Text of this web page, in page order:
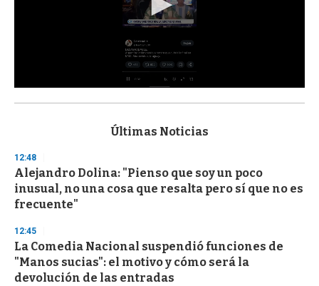
s
d
s
o
f
3
s
e
c
o
n
Últimas Noticias
12:48
Alejandro Dolina: "Pienso que soy un poco
inusual, no una cosa que resalta pero sí que no es
frecuente"
12:45
La Comedia Nacional suspendió funciones de
"Manos sucias": el motivo y cómo será la
devolución de las entradas